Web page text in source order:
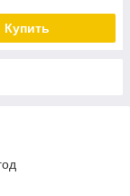
Купить